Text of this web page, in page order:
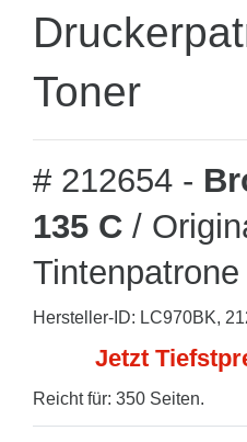
Toner
# 212654 -
135 C /
Hersteller-ID: LC970BK,
Jetzt
Reicht für: 350 Seiten.